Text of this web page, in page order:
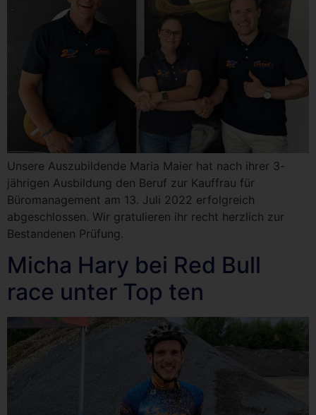
Unsere Auszubildende Maria Maier hat nach ihrer 3-
jährigen Ausbildung den Beruf zur Kauffrau für
Büromanagement am 13. Juli 2022 erfolgreich
abgeschlossen. Wir gratulieren ihr recht herzlich zur
Bestandenen Prüfung.
Micha Hary bei Red Bull
race unter Top ten